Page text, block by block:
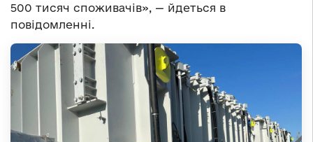
500 тисяч споживачів», — йдеться в
повідомленні.